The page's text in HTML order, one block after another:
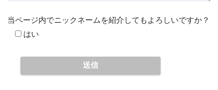
当ページ内でニックネームを紹介してもよろしいですか？
はい